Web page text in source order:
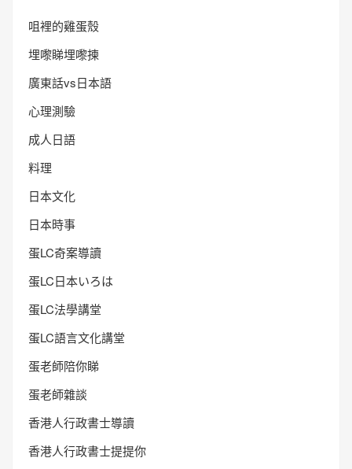
咀裡的雞蛋殼
埋嚟睇埋嚟揀
廣東話vs日本語
心理測驗
成人日語
料理
日本文化
日本時事
蛋LC奇案導讀
蛋LC日本いろは
蛋LC法學講堂
蛋LC語言文化講堂
蛋老師陪你睇
蛋老師雜談
香港人行政書士導讀
香港人行政書士提提你